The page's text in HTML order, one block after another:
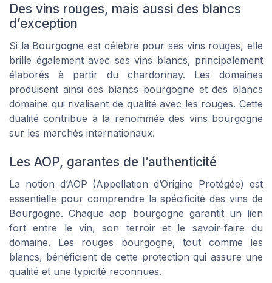
Des vins rouges, mais aussi des blancs
d’exception
Si la Bourgogne est célèbre pour ses vins rouges, elle
brille également avec ses vins blancs, principalement
élaborés à partir du chardonnay. Les domaines
produisent ainsi des blancs bourgogne et des blancs
domaine qui rivalisent de qualité avec les rouges. Cette
dualité contribue à la renommée des vins bourgogne
sur les marchés internationaux.
Les AOP, garantes de l’authenticité
La notion d’AOP (Appellation d’Origine Protégée) est
essentielle pour comprendre la spécificité des vins de
Bourgogne. Chaque aop bourgogne garantit un lien
fort entre le vin, son terroir et le savoir-faire du
domaine. Les rouges bourgogne, tout comme les
blancs, bénéficient de cette protection qui assure une
qualité et une typicité reconnues.